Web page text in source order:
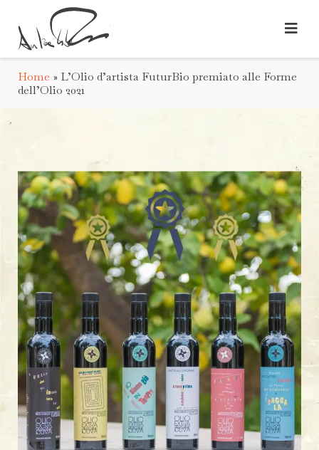
Home » L’Olio d’artista FuturBio premiato alle Forme
dell’Olio 2021